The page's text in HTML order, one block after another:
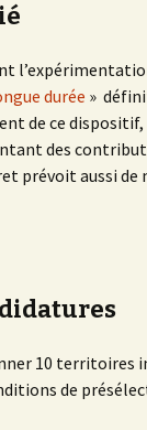
durée »
de ce dispositif,
des
prévoit aussi de
10 territoires
de